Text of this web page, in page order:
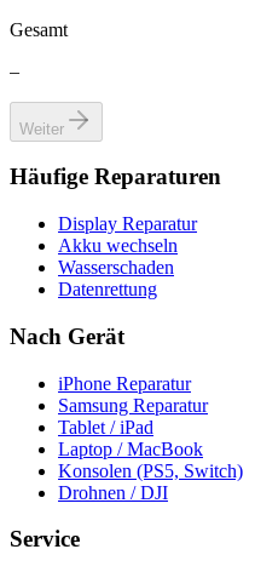
Gesamt
–
Weiter
Häufige Reparaturen
Display Reparatur
Akku wechseln
Wasserschaden
Datenrettung
Nach Gerät
iPhone Reparatur
Samsung Reparatur
Tablet / iPad
Laptop / MacBook
Konsolen (PS5, Switch)
Drohnen / DJI
Service